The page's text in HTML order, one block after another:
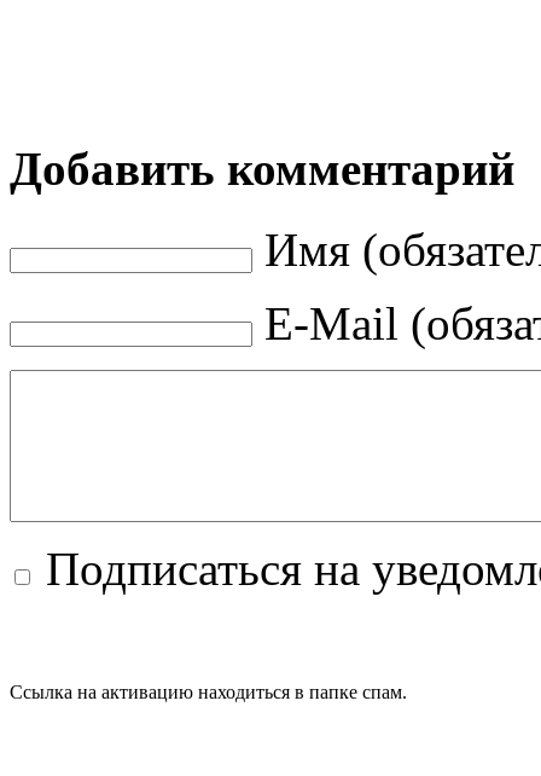
Добавить комментарий
Имя
E-Mail
Подписаться на
Ссылка на активацию находиться в папке спам.